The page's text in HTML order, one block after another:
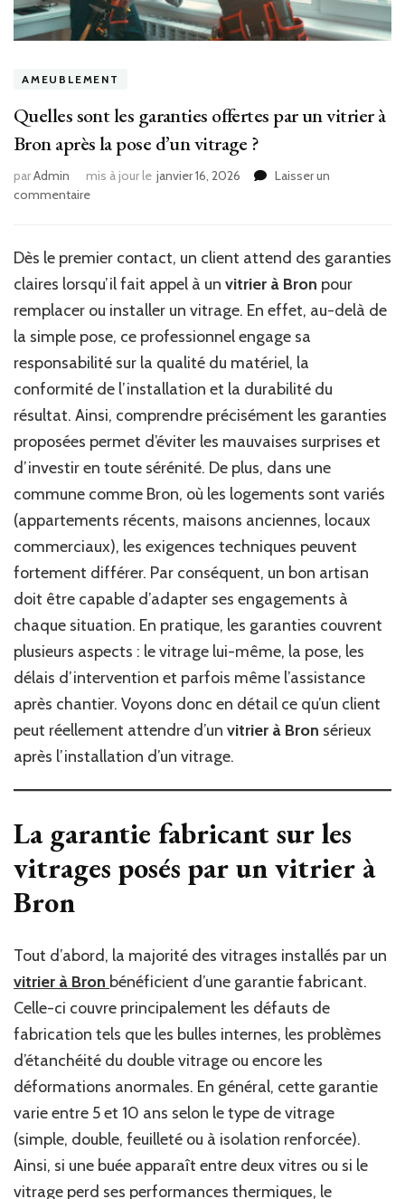
AMEUBLEMENT
Quelles sont les garanties offertes par un vitrier à
Bron après la pose d’un vitrage ?
parAdmin mis à jour le janvier 16, 2026
Laisser un
commentairesur
les
offertes
par
vitrier
à
Bron
la
pose
d’un
vitrage
?
Dès le premier contact, un client attend des garanties
claires lorsqu’il fait appel à un vitrier à Bron pour
remplacer ou installer un vitrage. En effet, au-delà de
la simple pose, ce professionnel engage sa
responsabilité sur la qualité du matériel, la
conformité de l’installation et la durabilité du
résultat. Ainsi, comprendre précisément les garanties
proposées permet d’éviter les mauvaises surprises et
d’investir en toute sérénité. De plus, dans une
commune comme Bron, où les logements sont variés
(appartements récents, maisons anciennes, locaux
commerciaux), les exigences techniques peuvent
fortement différer. Par conséquent, un bon artisan
doit être capable d’adapter ses engagements à
chaque situation. En pratique, les garanties couvrent
plusieurs aspects : le vitrage lui-même, la pose, les
délais d’intervention et parfois même l’assistance
après chantier. Voyons donc en détail ce qu’un client
peut réellement attendre d’un vitrier à Bron sérieux
après l’installation d’un vitrage.
La garantie fabricant sur les
vitrages posés par unvitrier à
Bron
Tout d’abord, la majorité des vitrages installés par un
vitrier à Bron bénéficient d’une garantie fabricant.
Celle-ci couvre principalement les défauts de
fabrication tels que les bulles internes, les problèmes
d’étanchéité du double vitrage ou encore les
déformations anormales. En général, cette garantie
varie entre 5 et 10 ans selon le type de vitrage
(simple, double, feuilleté ou à isolation renforcée).
Ainsi, si une buée apparaît entre deux vitres ou si le
vitrage perd ses performances thermiques, le